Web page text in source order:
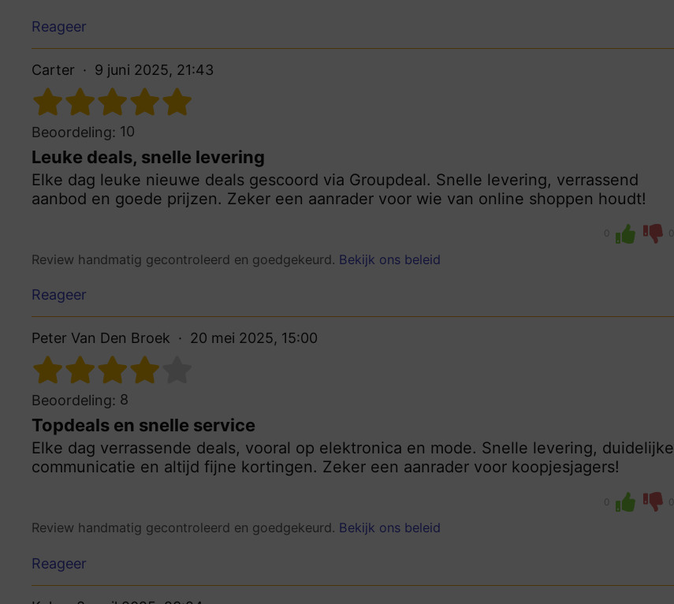
Reageer
Carter 9 juni 2025, 21:43
Beoordeling: 10
Leuke deals, snelle levering
Elke dag leuke nieuwe deals gescoord via Groupdeal. Snelle levering, verrassend
aanbod en goede prijzen. Zeker een aanrader voor wie van online shoppen houdt!
0 0
Review handmatig gecontroleerd en goedgekeurd. Bekijk ons beleid
Reageer
Peter Van Den Broek 20 mei 2025, 15:00
Beoordeling: 8
Topdeals en snelle service
Elke dag verrassende deals, vooral op elektronica en mode. Snelle levering, duidelijke
communicatie en altijd fijne kortingen. Zeker een aanrader voor koopjesjagers!
0 0
Review handmatig gecontroleerd en goedgekeurd. Bekijk ons beleid
Reageer